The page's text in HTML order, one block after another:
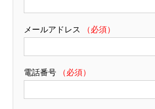
メールアドレス （必須）
電話番号 （必須）